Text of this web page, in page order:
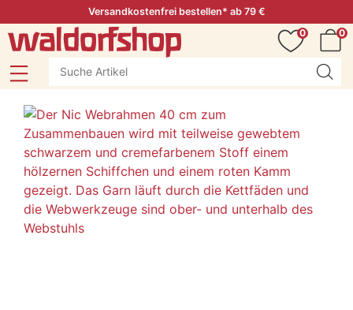
Versandkostenfrei bestellen* ab 79 €
0
0